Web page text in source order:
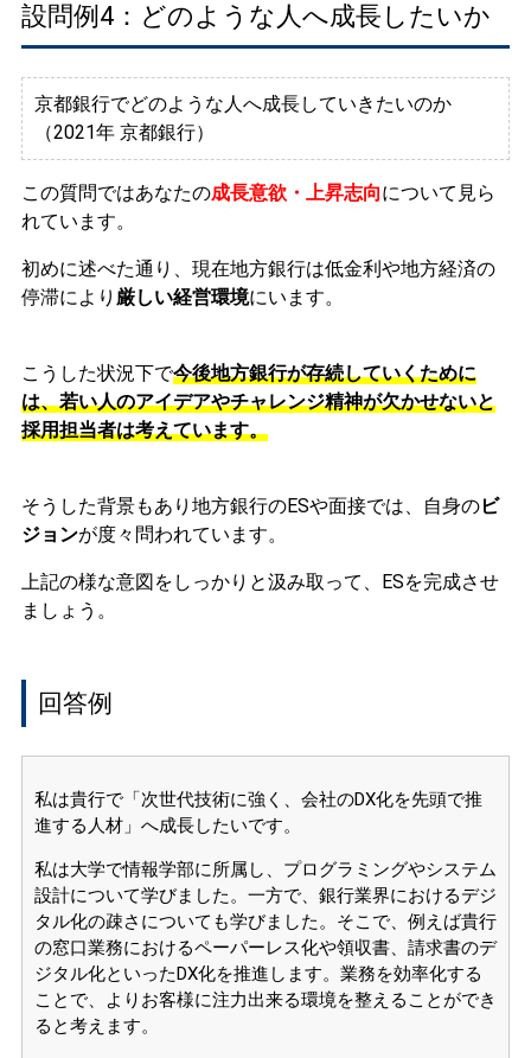
設問例4：どのような人へ成長したいか
京都銀行でどのような人へ成長していきたいのか
（2021年 京都銀行）
この質問ではあなたの成長意欲・上昇志向について見ら
れています。
初めに述べた通り、現在地方銀行は低金利や地方経済の
停滞により 厳しい経営環境にいます。
こうした状況下で今後地方銀行が存続していくために
は、若い人のアイデアやチャレンジ精神が欠かせないと
採用担当者は考えています。
そうした背景もあり地方銀行のESや面接では、自身のビ
ジョンが度々問われています。
上記の様な意図をしっかりと汲み取って、ESを完成させ
ましょう。
回答例
私は貴行で「次世代技術に強く、会社のDX化を先頭で推
進する人材」へ成長したいです。
私は大学で情報学部に所属し、プログラミングやシステム
設計について学びました。一方で、銀行業界におけるデジ
タル化の疎さについても学びました。そこで、例えば貴行
の窓口業務におけるペーパーレス化や領収書、請求書のデ
ジタル化といったDX化を推進します。業務を効率化する
ことで、よりお客様に注力出来る環境を整えることができ
ると考えます。